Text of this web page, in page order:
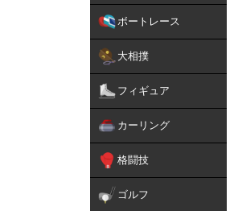
ボートレース
大相撲
フィギュア
カーリング
格闘技
ゴルフ